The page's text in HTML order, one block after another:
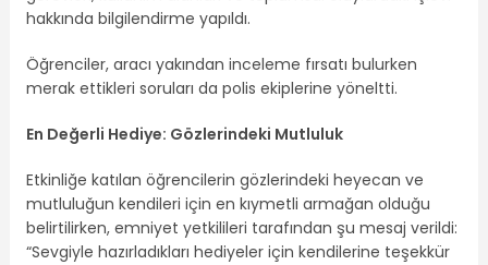
hakkında bilgilendirme yapıldı.
Öğrenciler, aracı yakından inceleme fırsatı bulurken
merak ettikleri soruları da polis ekiplerine yöneltti.
En Değerli Hediye: Gözlerindeki Mutluluk
Etkinliğe katılan öğrencilerin gözlerindeki heyecan ve
mutluluğun kendileri için en kıymetli armağan olduğu
belirtilirken, emniyet yetkilileri tarafından şu mesaj verildi:
“Sevgiyle hazırladıkları hediyeler için kendilerine teşekkür